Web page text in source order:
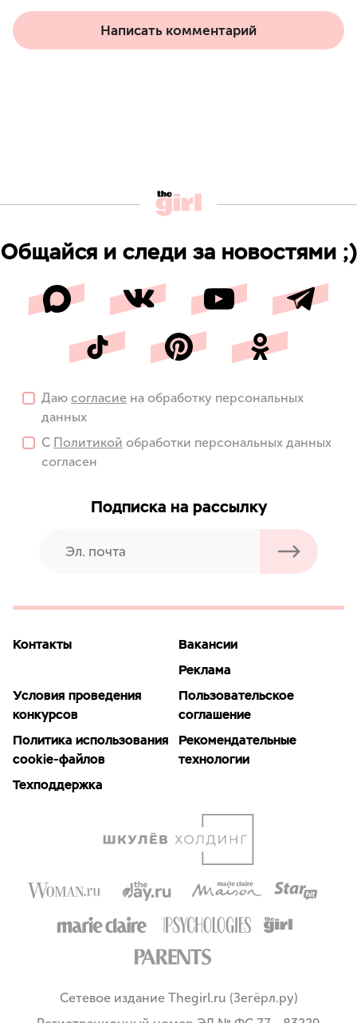
Написать комментарий
Общайся и следи за новостями ;)
Даю согласие на обработку персональных
данных
С Политикой обработки персональных данных
согласен
Подписка на рассылку
Контакты
Вакансии
Реклама
Условия проведения
конкурсов
Пользовательское
соглашение
Политика использования
cookie-файлов
Рекомендательные
технологии
Техподдержка
Сетевое издание Thegirl.ru (Зегёрл.ру)